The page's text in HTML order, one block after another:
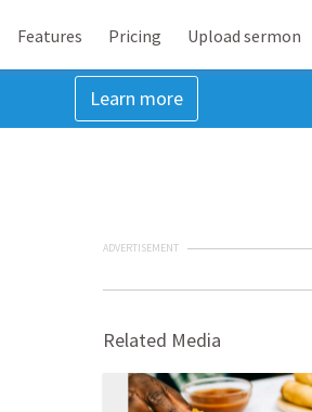
Features Pricing Upload sermon
Learn more
ADVERTISEMENT
Related Media